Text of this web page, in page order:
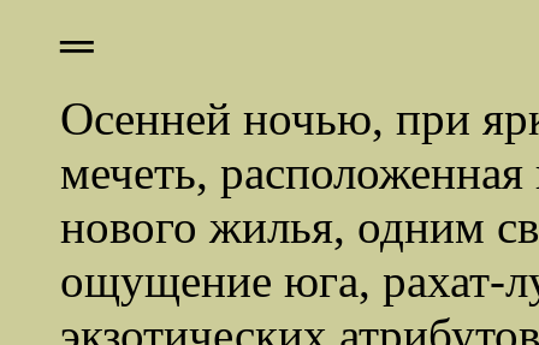
═
Осенней ночью, при
мечеть,
нового жилья, одним
ощущение юга, рахат-